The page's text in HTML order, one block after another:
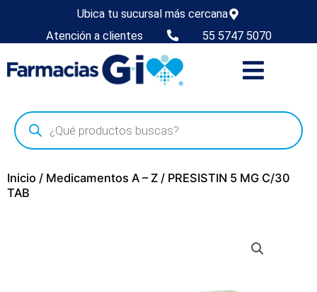
Ubica tu sucursal más cercana
Atención a clientes
55 5747 5070
Inicio / Medicamentos A – Z / PRESISTIN 5 MG C/30
TAB